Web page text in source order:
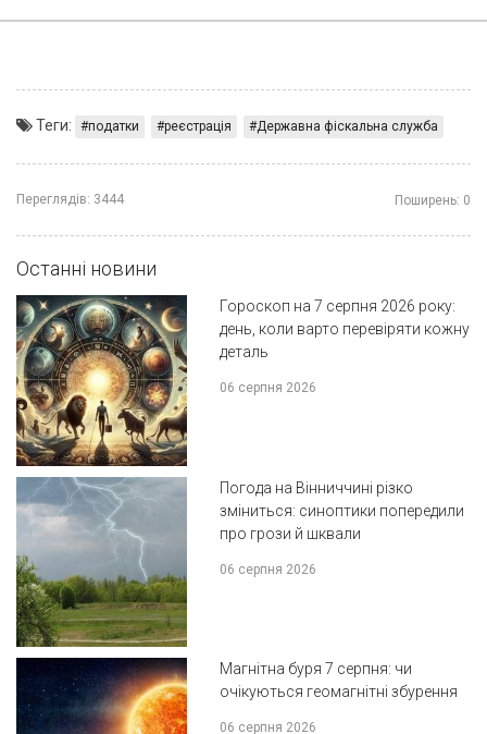
Теги: податки реєстрація Державна фіскальна служба
Переглядів: 3444 Поширень: 0
Останні новини
Гороскоп на 7 серпня 2026 року:
день, коли варто перевіряти кожну
деталь
06 серпня 2026
Погода на Вінниччині різко
зміниться: синоптики попередили
про грози й шквали
06 серпня 2026
Магнітна буря 7 серпня: чи
очікуються геомагнітні збурення
06 серпня 2026